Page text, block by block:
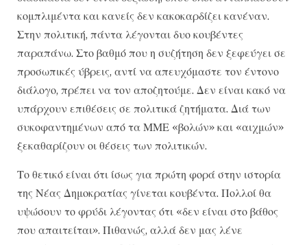
κομπλιμέντα και κανείς δεν κακοκαρδίζει κανέναν.
Στην πολιτική, πάντα λέγονται δυο κουβέντες
παραπάνω. Στο βαθμό που η συζήτηση δεν ξεφεύγει σε
προσωπικές ύβρεις, αντί να απευχόμαστε τον έντονο
διάλογο, πρέπει να τον αποζητούμε. Δεν είναι κακό να
υπάρχουν επιθέσεις σε πολιτικά ζητήματα. Διά των
συκοφαντημένων από τα ΜΜΕ «βολών» και «αιχμών»
ξεκαθαρίζουν οι θέσεις των πολιτικών.
Το θετικό είναι ότι ίσως για πρώτη φορά στην ιστορία
της Νέας Δημοκρατίας γίνεται κουβέντα. Πολλοί θα
υψώσουν το φρύδι λέγοντας ότι «δεν είναι στο βάθος
που απαιτείται». Πιθανώς, αλλά δεν μας λένε